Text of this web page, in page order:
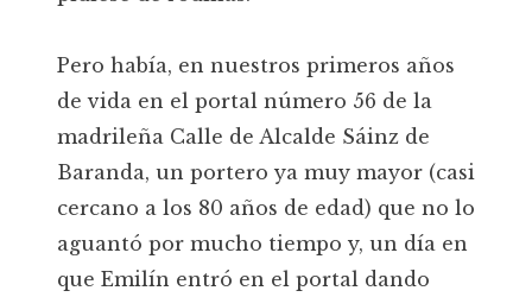
Pero había, en nuestros primeros años
de vida en el portal número 56 de la
madrileña Calle de Alcalde Sáinz de
Baranda, un portero ya muy mayor (casi
cercano a los 80 años de edad) que no lo
aguantó por mucho tiempo y, un día en
que Emilín entró en el portal dando